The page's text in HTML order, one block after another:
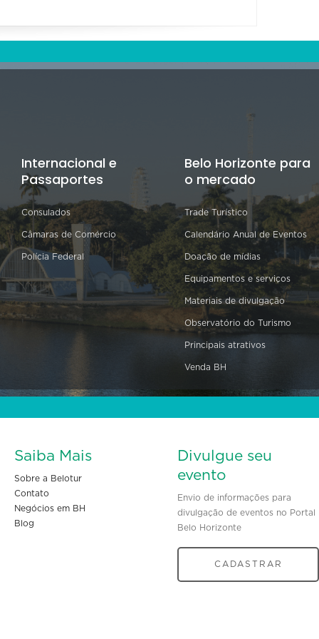
Internacional e
Passaportes
Consulados
Câmaras de Comércio
Polícia Federal
Belo Horizonte para
o mercado
Trade Turístico
Calendário Anual de Eventos
Doação de mídias
Equipamentos e serviços
Materiais de divulgação
Observatório do Turismo
Principais atrativos
Venda BH
Saiba Mais
Sobre a Belotur
Contato
Negócios em BH
Blog
Divulgue seu
evento
Envio de informações para
divulgação de eventos no Portal
Belo Horizonte
CADASTRAR